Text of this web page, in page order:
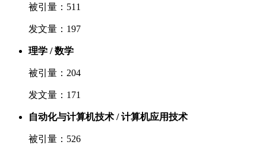
被引量：511
发文量：197
理学 / 数学
被引量：204
发文量：171
自动化与计算机技术 / 计算机应用技术
被引量：526